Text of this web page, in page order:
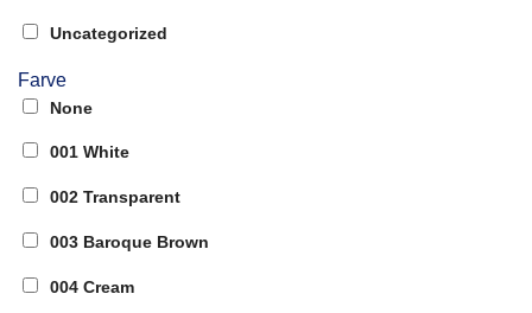
Uncategorized
Farve
None
001 White
002 Transparent
003 Baroque Brown
004 Cream